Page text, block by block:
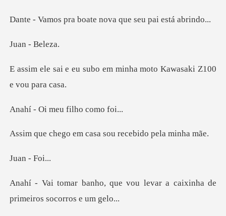
boate nova que seu
- B
bo em minha moto Kawasa
meu filho
m casa sou recebi
- F
vou levar a caixinha de
pri